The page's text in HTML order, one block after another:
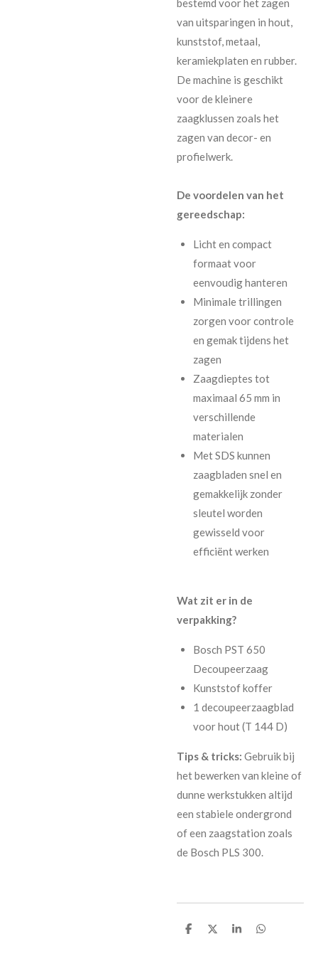
bestemd voor het zagen
van uitsparingen in hout,
kunststof, metaal,
keramiekplaten en rubber.
De machine is geschikt
voor de kleinere
zaagklussen zoals het
zagen van decor- en
profielwerk.
De voordelen van het
gereedschap:
Licht en compact
formaat voor
eenvoudig hanteren
Minimale trillingen
zorgen voor controle
en gemak tijdens het
zagen
Zaagdieptes tot
maximaal 65 mm in
verschillende
materialen
Met SDS kunnen
zaagbladen snel en
gemakkelijk zonder
sleutel worden
gewisseld voor
efficiënt werken
Wat zit er in de
verpakking?
Bosch PST 650
Decoupeerzaag
Kunststof koffer
1 decoupeerzaagblad
voor hout (T 144 D)
Tips & tricks: Gebruik bij
het bewerken van kleine of
dunne werkstukken altijd
een stabiele ondergrond
of een zaagstation zoals
de Bosch PLS 300.
D
D
S
D